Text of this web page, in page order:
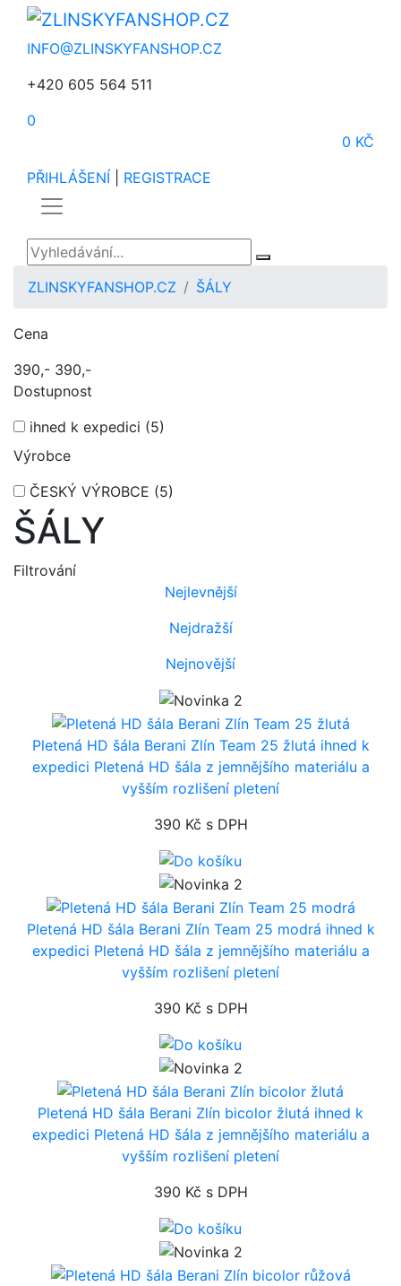
INFO@ZLINSKYFANSHOP.CZ
+420 605 564 511
0
0 KČ
PŘIHLÁŠENÍ
REGISTRACE
ZLINSKYFANSHOP.CZ ŠÁLY
Cena
390,- 390,-
Dostupnost
ihned k expedici (5)
Výrobce
ČESKÝ VÝROBCE (5)
ŠÁLY
Filtrování
Nejlevnější
Nejdražší
Nejnovější
Pletená HD šála Berani Zlín Team 25 žlutá ihned k
expedici Pletená HD šála z jemnějšího materiálu a
vyšším rozlišení pletení
390 Kč s DPH
Pletená HD šála Berani Zlín Team 25 modrá ihned k
expedici Pletená HD šála z jemnějšího materiálu a
vyšším rozlišení pletení
390 Kč s DPH
Pletená HD šála Berani Zlín bicolor žlutá ihned k
expedici Pletená HD šála z jemnějšího materiálu a
vyšším rozlišení pletení
390 Kč s DPH